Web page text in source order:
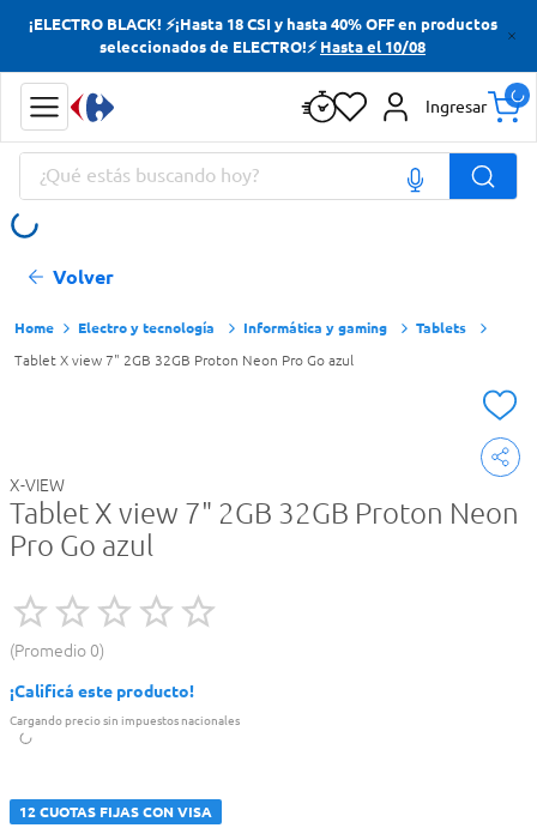
¡ELECTRO BLACK! ⚡¡Hasta 18 CSI y hasta 40% OFF en productos
seleccionados de ELECTRO!⚡ Hasta el 10/08
Ingresar
¿Qué estás buscando hoy?
Volver
Electro y tecnología Informática y gaming Tablets
Tablet X view 7" 2GB 32GB Proton Neon Pro Go azul
X-VIEW
Tablet X view 7" 2GB 32GB Proton Neon
Pro Go azul
Promedio 0
¡Calificá este producto!
Cargando precio sin impuestos nacionales
12 CUOTAS FIJAS CON VISA
Términos más buscados
Yerba
Cerveza
Doves
Términos más buscados
Yerba
Cerveza
Doves